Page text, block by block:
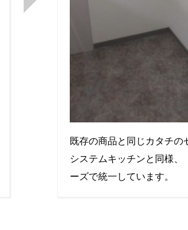
既存の商品と同じカタチの
システムキッチンと同様、
ーズで統一しています。